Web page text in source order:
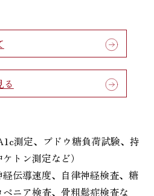
る
測定、ブドウ糖負荷試験、持
トン測定など）
経伝導速度、自律神経検査、糖
ニア検査、骨粗鬆症検査な